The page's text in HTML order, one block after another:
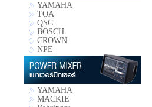
YAMAHA
TOA
QSC
BOSCH
CROWN
NPE
YAMAHA
MACKIE